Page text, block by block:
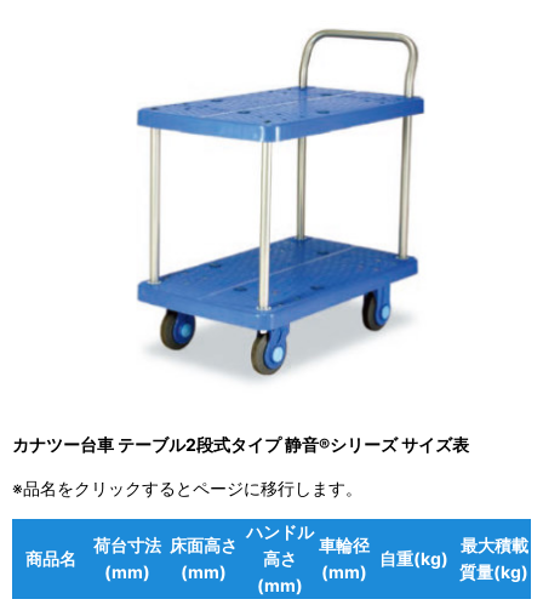
カナツー台車 テーブル2段式タイプ 静音®シリーズ サイズ表
※品名をクリックするとページに移行します。
商品名
荷台寸法
(mm)
床面高さ
(mm)
ハンドル
高さ
(mm)
車輪径
(mm)
自重(kg)
最大積載
質量(kg)